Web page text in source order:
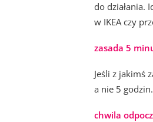
do działania.
w IKEA czy
zasada 5
Jeśli z jakimś
a nie 5
chwila